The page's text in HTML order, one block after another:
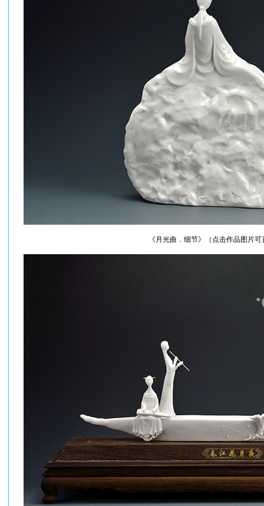
《月光曲．细节》（点击作品图片